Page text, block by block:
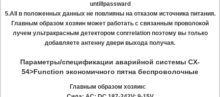
untillpassward
5.All в положенных данных не повлияны на отказом источника питания.
Главным образом хозяин может работать с связанным проволокой
лучем ультракрасным детектором conrrelation поэтому вы только
добавляете антенну двери выхода получая.
Параметры/спецификации аварийной системы CX-
54>Function экономичного пятна беспроволочные
Главным образом хозяин: